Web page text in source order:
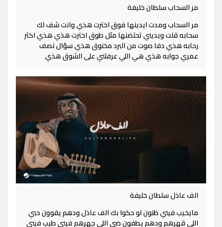
مر السحاب سلطان خليفة
مر السحاب ومدت ايدينها فوق اخترت هذي وانت شف لك
سحابه قلت ويديني تحتضنها مثل طوق اخترت هذي هذي اكثر
رحابه هذي دفا صوت من البرد مخنوق هذي سؤال نصف
عمري جوابه هذي هي اللي عرفتني على الشوق هذي
الف عاذل سلطان خليفة
مايخيب فيني ظنون لو حكوا بك الف عاذل ودهم يقوون حبي
اللي قهرهم ودهم يطفون ضي اللي جهرهم فيني طيب فيني